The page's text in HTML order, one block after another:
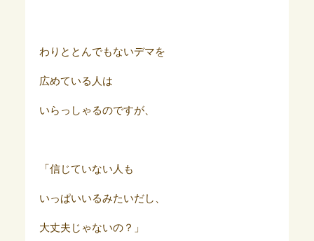
わりととんでもないデマを
広めている人は
いらっしゃるのですが、
「信じていない人も
いっぱいいるみたいだし、
大丈夫じゃないの？」